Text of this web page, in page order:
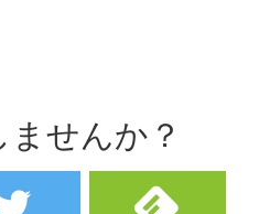
せんか？